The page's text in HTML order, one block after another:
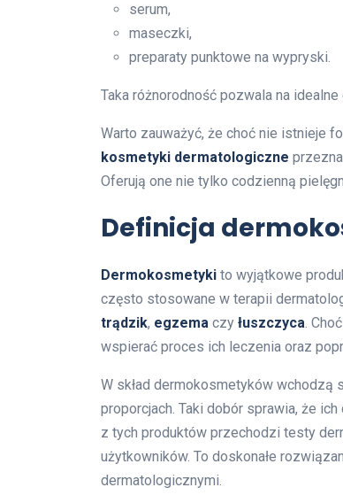
serum,
maseczki,
preparaty punktowe na wypryski.
Taka różnorodność pozwala na
Warto zauważyć, że choć nie istnieje
kosmetyki dermatologiczne
Oferują one nie tylko codzienną
Definicja
Dermokosmetyki to wyjątkowe
często stosowane w terapii
trądzik, egzema czy łuszczyca.
wspierać proces ich leczenia oraz
W skład dermokosmetyków wchodzą
proporcjach. Taki dobór sprawia, że
z tych produktów przechodzi testy
użytkowników. To doskonałe
dermatologicznymi.